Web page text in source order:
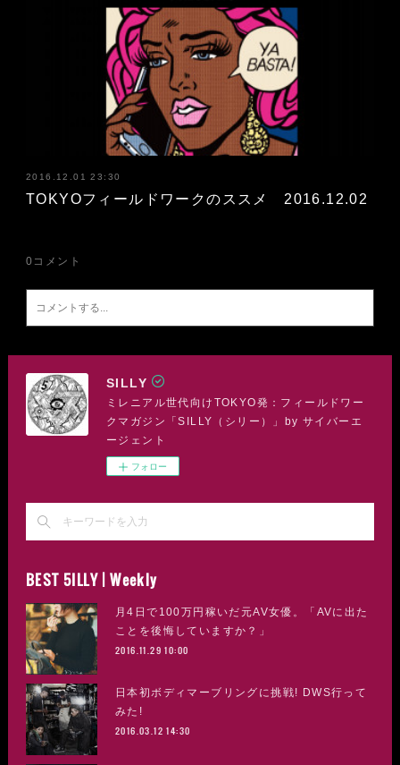
2016.12.01 23:30
TOKYOフィールドワークのススメ 2016.12.02
0 コメント
SILLY
ミレニアル世代向けTOKYO発：フィールドワー
クマガジン「SILLY（シリー）」by サイバーエ
ージェント
フォロー
BEST 5ILLY | Weekly
月4日で100万円稼いだ元AV女優。「AVに出た
ことを後悔していますか？」
2016.11.29 10:00
日本初ボディマーブリングに挑戦! DWS行って
みた!
2016.03.12 14:30